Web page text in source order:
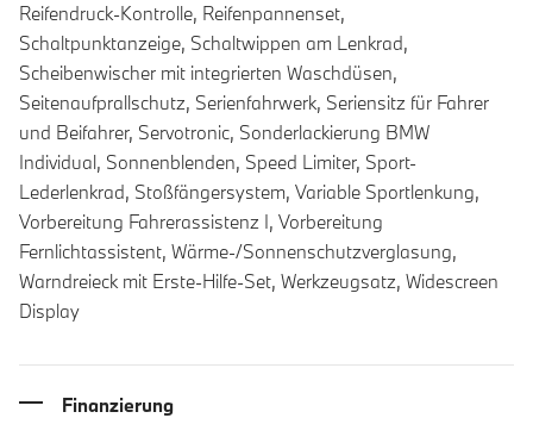
Reifendruck-Kontrolle, Reifenpannenset,
Schaltpunktanzeige, Schaltwippen am Lenkrad,
Scheibenwischer mit integrierten Waschdüsen,
Seitenaufprallschutz, Serienfahrwerk, Seriensitz für Fahrer
und Beifahrer, Servotronic, Sonderlackierung BMW
Individual, Sonnenblenden, Speed Limiter, Sport-
Lederlenkrad, Stoßfängersystem, Variable Sportlenkung,
Vorbereitung Fahrerassistenz I, Vorbereitung
Fernlichtassistent, Wärme-/Sonnenschutzverglasung,
Warndreieck mit Erste-Hilfe-Set, Werkzeugsatz, Widescreen
Display
Finanzierung